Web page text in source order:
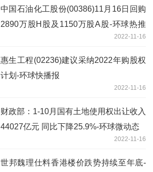
中国石油化工股份(00386)11月16日回购
2890万股H股及1150万股A股-环球热推
2022-11-16
惠生工程(02236)建议采纳2022年购股权
计划-环球快播报
2022-11-16
财政部：1-10月国有土地使用权出让收入
44027亿元 同比下降25.9%-环球微动态
2022-11-16
世邦魏理仕料香港楼价跌势持续至年底-